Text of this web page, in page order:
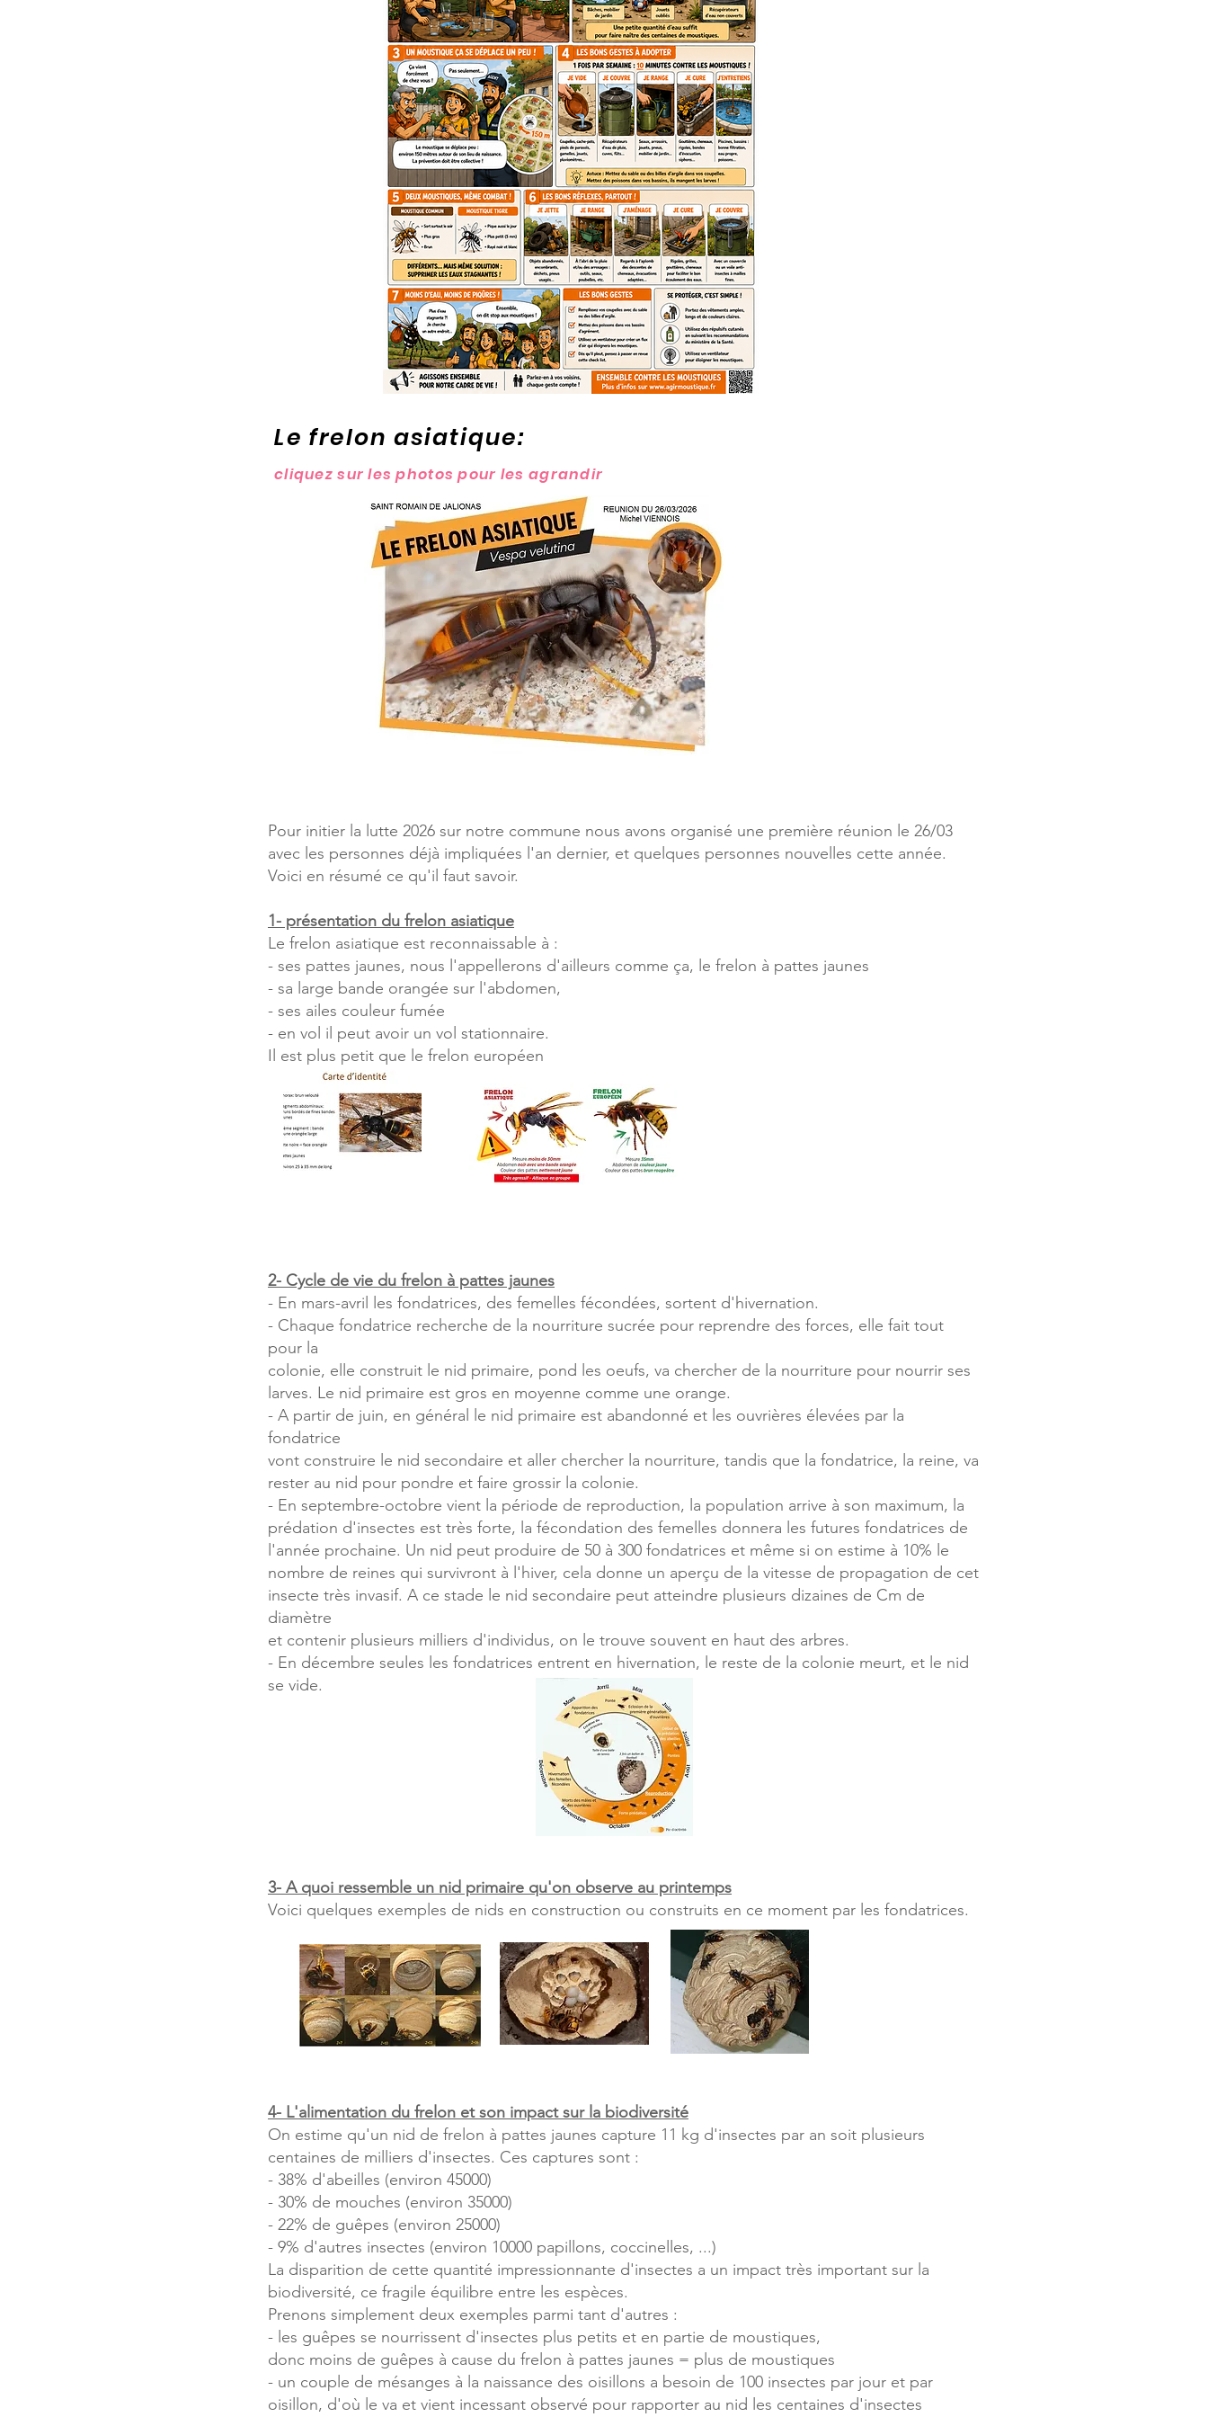
Le frelon asiatique:
cliquez sur les photos pour les agrandir
Pour initier la lutte 2026 sur notre commune nous avons organisé une première réunion le 26/03
avec les personnes déjà impliquées l'an dernier, et quelques personnes nouvelles cette année.
Voici en résumé ce qu'il faut savoir.
1- présentation du frelon asiatique
Le frelon asiatique est reconnaissable à :
- ses pattes jaunes, nous l'appellerons d'ailleurs comme ça, le frelon à pattes jaunes
- sa large bande orangée sur l'abdomen,
- ses ailes couleur fumée
- en vol il peut avoir un vol stationnaire.
Il est plus petit que le frelon européen
2- Cycle de vie du frelon à pattes jaunes
- En mars-avril les fondatrices, des femelles fécondées, sortent d'hivernation.
- Chaque fondatrice recherche de la nourriture sucrée pour reprendre des forces, elle fait tout
pour la
colonie, elle construit le nid primaire, pond les oeufs, va chercher de la nourriture pour nourrir ses
larves. Le nid primaire est gros en moyenne comme une orange.
- A partir de juin, en général le nid primaire est abandonné et les ouvrières élevées par la
fondatrice
vont construire le nid secondaire et aller chercher la nourriture, tandis que la fondatrice, la reine, va
rester au nid pour pondre et faire grossir la colonie.
- En septembre-octobre vient la période de reproduction, la population arrive à son maximum, la
prédation d'insectes est très forte, la fécondation des femelles donnera les futures fondatrices de
l'année prochaine. Un nid peut produire de 50 à 300 fondatrices et même si on estime à 10% le
nombre de reines qui survivront à l'hiver, cela donne un aperçu de la vitesse de propagation de cet
insecte très invasif. A ce stade le nid secondaire peut atteindre plusieurs dizaines de Cm de
diamètre
et contenir plusieurs milliers d'individus, on le trouve souvent en haut des arbres.
- En décembre seules les fondatrices entrent en hivernation, le reste de la colonie meurt, et le nid
se vide.
3- A quoi ressemble un nid primaire qu'on observe au printemps
Voici quelques exemples de nids en construction ou construits en ce moment par les fondatrices.
4- L'alimentation du frelon et son impact sur la biodiversité
On estime qu'un nid de frelon à pattes jaunes capture 11 kg d'insectes par an soit plusieurs
centaines de milliers d'insectes. Ces captures sont :
- 38% d'abeilles (environ 45000)
- 30% de mouches (environ 35000)
- 22% de guêpes (environ 25000)
- 9% d'autres insectes (environ 10000 papillons, coccinelles, ...)
La disparition de cette quantité impressionnante d'insectes a un impact très important sur la
biodiversité, ce fragile équilibre entre les espèces.
Prenons simplement deux exemples parmi tant d'autres :
- les guêpes se nourrissent d'insectes plus petits et en partie de moustiques,
donc moins de guêpes à cause du frelon à pattes jaunes = plus de moustiques
- un couple de mésanges à la naissance des oisillons a besoin de 100 insectes par jour et par
oisillon, d'où le va et vient incessant observé pour rapporter au nid les centaines d'insectes